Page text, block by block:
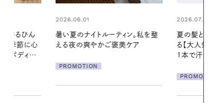
ン。私を整
ケア
2026.07.24
夏の髪と心が瞬時にリフレッシュす
る【大人気のドライシャンプー】 この
2026.06.01
お出かけ前
の一日。汗ば
に過ごす私